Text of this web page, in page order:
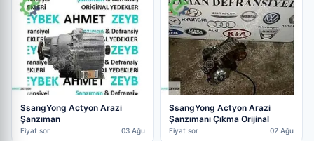
SsangYong Actyon Arazi
Şanzıman
Fiyat sor 03 Ağu
SsangYong Actyon Arazi
Şanzımanı Çıkma Orijinal
Fiyat sor 02 Ağu